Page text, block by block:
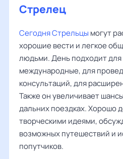
Стрелец
Сегодня Стрельцы могут
хорошие вести и легкое
людьми. День подходит
международные, для
консультаций, для
Также он увеличивает
дальних поездках. Хорошо
творческими идеями,
возможных путешествий и
попутчиков.